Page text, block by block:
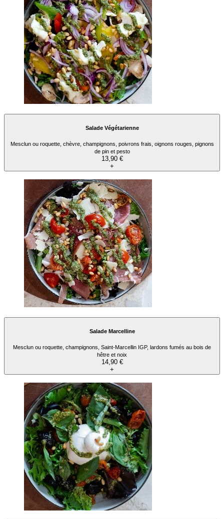
Salade Végétarienne
Mesclun ou roquette, chèvre, champignons, poivrons frais, oignons rouges, pignons
de pin et pesto
13,90 €
+
Salade Marcelline
Mesclun ou roquette, champignons, Saint-Marcellin IGP, lardons fumés au bois de
hêtre et noix
14,90 €
+